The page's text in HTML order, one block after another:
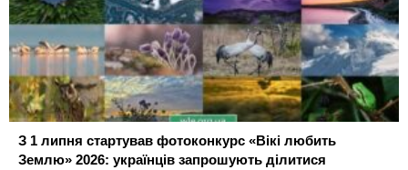
З 1 липня стартував фотоконкурс «Вікі любить
Землю» 2026: українців запрошують ділитися